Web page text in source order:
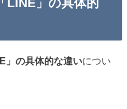
」の具体的な違いについ